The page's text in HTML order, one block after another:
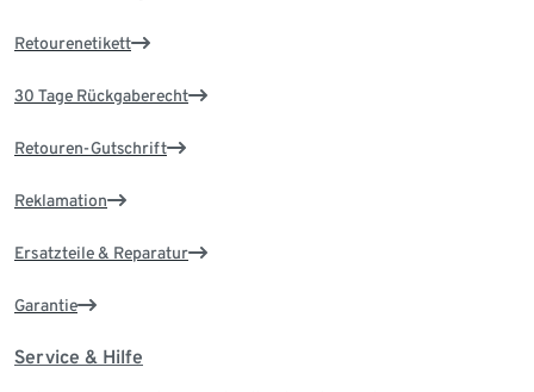
Retourenetikett
30 Tage Rückgaberecht
Retouren-Gutschrift
Reklamation
Ersatzteile & Reparatur
Garantie
Service & Hilfe